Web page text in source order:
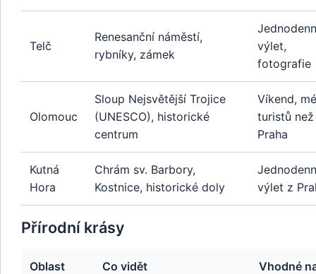
Telč
Renesanční náměstí,
rybníky, zámek
výlet,
fotografie
Olomouc
Sloup Nejsvětější Trojice
(UNESCO), historické
centrum
Víkend,
turistů než
Praha
Kutná
Hora
Chrám sv. Barbory,
Kostnice, historické doly
výlet z
Přírodní krásy
Oblast Co vidět Vhodné